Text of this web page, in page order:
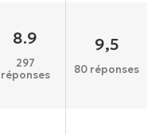
8.9
297
réponses
9,5
80 réponses